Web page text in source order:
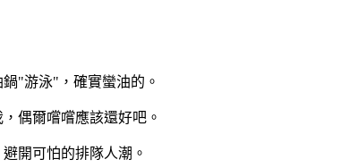
"游泳"，確實蠻油的。
偶爾嚐嚐應該還好吧。
開可怕的排隊人潮。